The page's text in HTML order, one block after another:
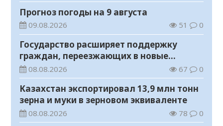
Прогноз погоды на 9 августа
09.08.2026 51 0
Государство расширяет поддержку
граждан, переезжающих в новые
регионы для работы
08.08.2026 67 0
Казахстан экспортировал 13,9 млн тонн
зерна и муки в зерновом эквиваленте
08.08.2026 78 0